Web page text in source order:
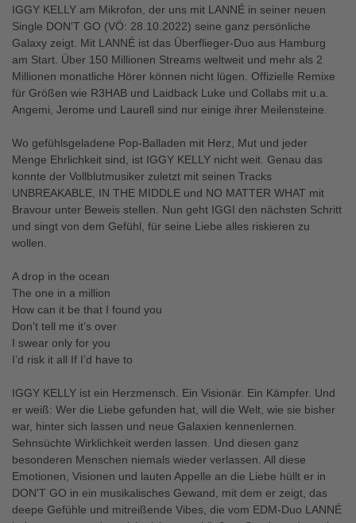
IGGY KELLY am Mikrofon, der uns mit LANNÉ in seiner neuen
Single DON'T GO (VÖ: 28.10.2022) seine ganz persönliche
Galaxy zeigt. Mit LANNÉ ist das Überflieger-Duo aus Hamburg
am Start. Über 150 Millionen Streams weltweit und mehr als 2
Millionen monatliche Hörer können nicht lügen. Offizielle Remixe
für Größen wie R3HAB und Laidback Luke und Collabs mit u.a.
Angemi, Jerome und Laurell sind nur einige ihrer Meilensteine.
Wo gefühlsgeladene Pop-Balladen mit Herz, Mut und jeder
Menge Ehrlichkeit sind, ist IGGY KELLY nicht weit. Genau das
konnte der Vollblutmusiker zuletzt mit seinen Tracks
UNBREAKABLE, IN THE MIDDLE und NO MATTER WHAT mit
Bravour unter Beweis stellen. Nun geht IGGI den nächsten Schritt
und singt von dem Gefühl, für seine Liebe alles riskieren zu
wollen.
A drop in the ocean
The one in a million
How can it be that I found you
Don’t tell me it’s over
I swear only for you
I’d risk it all If I’d have to
IGGY KELLY ist ein Herzmensch. Ein Visionär. Ein Kämpfer. Und
er weiß: Wer die Liebe gefunden hat, will die Welt, wie sie bisher
war, hinter sich lassen und neue Galaxien kennenlernen.
Sehnsüchte Wirklichkeit werden lassen. Und diesen ganz
besonderen Menschen niemals wieder verlassen. All diese
Emotionen, Visionen und lauten Appelle an die Liebe hüllt er in
DON'T GO in ein musikalisches Gewand, mit dem er zeigt, das
deepe Gefühle und mitreißende Vibes, die vom EDM-Duo LANNÉ